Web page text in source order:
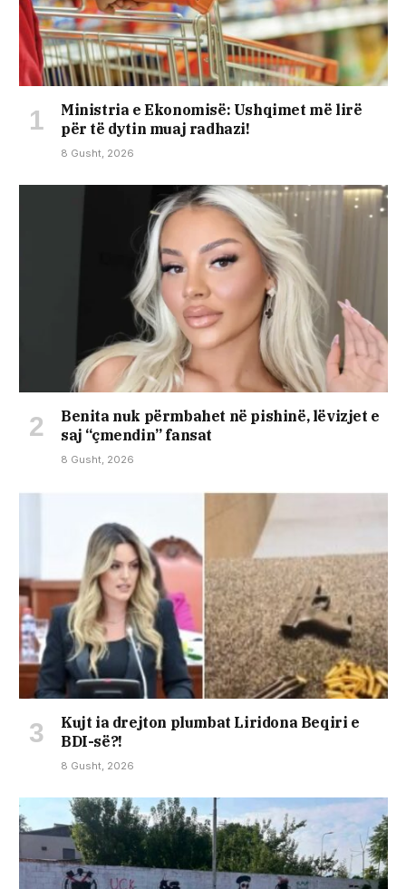
Ministria e Ekonomisë: Ushqimet më lirë
për të dytin muaj radhazi!
8 Gusht, 2026
Benita nuk përmbahet në pishinë, lëvizjet e
saj “çmendin” fansat
8 Gusht, 2026
Kujt ia drejton plumbat Liridona Beqiri e
BDI-së?!
8 Gusht, 2026